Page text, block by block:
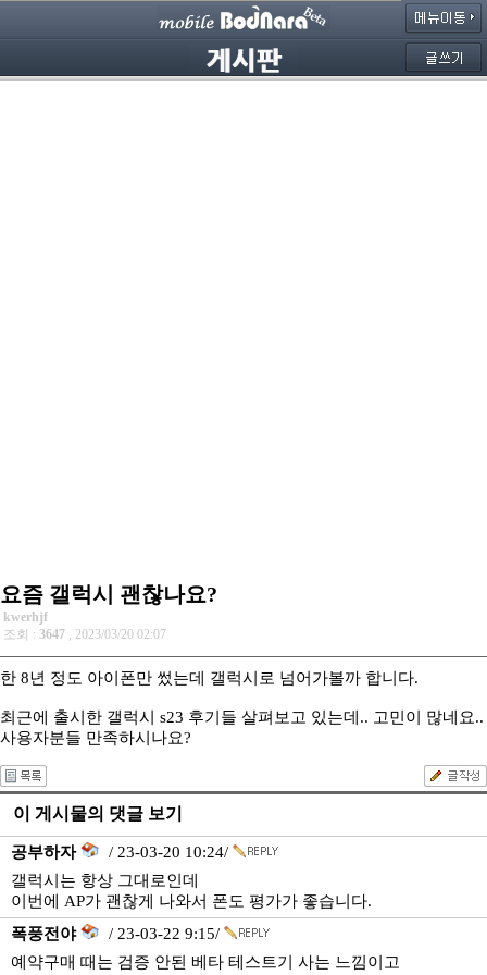
요즘 갤럭시 괜찮나요?
kwerhjf
조회 : 3647 , 2023/03/20 02:07
한 8년 정도 아이폰만 썼는데 갤럭시로 넘어가볼까 합니다.
최근에 출시한 갤럭시 s23 후기들 살펴보고 있는데.. 고민이 많네요..
사용자분들 만족하시나요?
이 게시물의 댓글 보기
공부하자
/ 23-03-20 10:24/
갤럭시는 항상 그대로인데
이번에 AP가 괜찮게 나와서 폰도 평가가 좋습니다.
폭풍전야
/ 23-03-22 9:15/
예약구매 때는 검증 안된 베타 테스트기 사는 느낌이고